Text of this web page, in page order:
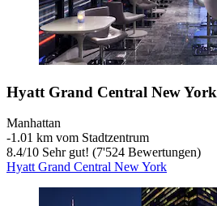
Hyatt Grand Central New York
Manhattan
‐1.01 km vom Stadtzentrum
8.4/10 Sehr gut! (7'524 Bewertungen)
Hyatt Grand Central New York